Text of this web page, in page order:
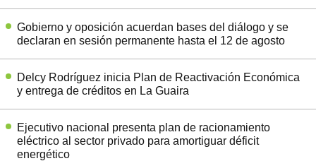
Gobierno y oposición acuerdan bases del diálogo y se
declaran en sesión permanente hasta el 12 de agosto
Delcy Rodríguez inicia Plan de Reactivación Económica
y entrega de créditos en La Guaira
Ejecutivo nacional presenta plan de racionamiento
eléctrico al sector privado para amortiguar déficit
energético